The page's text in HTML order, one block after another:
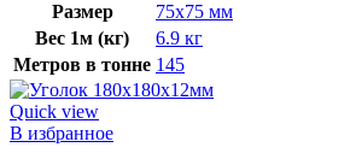
Размер
75х75 мм
Вес 1м (кг)
6.9 кг
Метров в тонне 145
Quick view
В избранное